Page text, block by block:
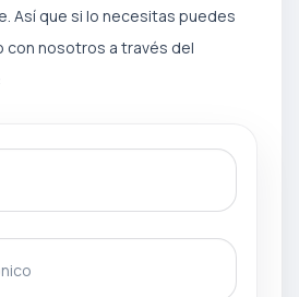
Así que si lo necesitas puedes
nosotros a través del